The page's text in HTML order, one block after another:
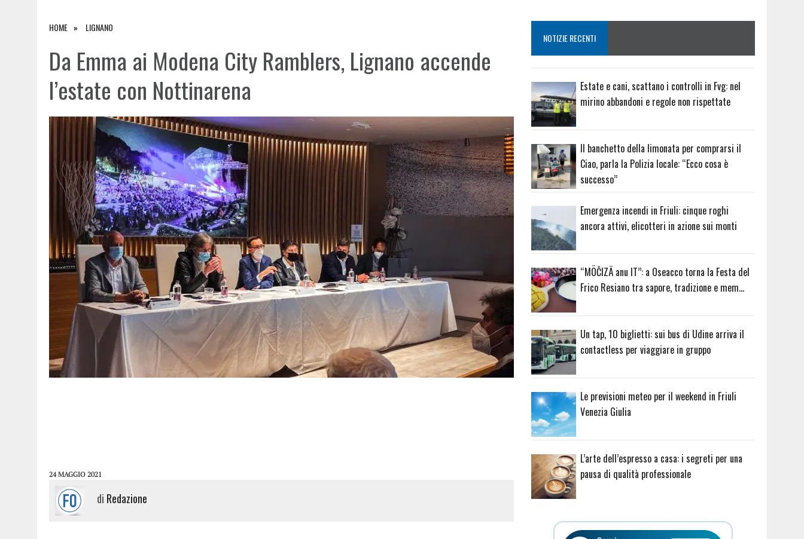
HOME LIGNANO
Da Emma ai Modena City Ramblers, Lignano accende
l’estate con Nottinarena
24 MAGGIO 2021
di Redazione
NOTIZIE RECENTI
Estate e cani, scattano i controlli in Fvg: nel
mirino abbandoni e regole non rispettate
Il banchetto della limonata per comprarsi il
Ciao, parla la Polizia locale: “Ecco cosa è
successo”
Emergenza incendi in Friuli: cinque roghi
ancora attivi, elicotteri in azione sui monti
“MÖČIZÄ anu IT”: a Oseacco torna la Festa del
Frico Resiano tra sapore, tradizione e mem…
Un tap, 10 biglietti: sui bus di Udine arriva il
contactless per viaggiare in gruppo
Le previsioni meteo per il weekend in Friuli
Venezia Giulia
L’arte dell’espresso a casa: i segreti per una
pausa di qualità professionale